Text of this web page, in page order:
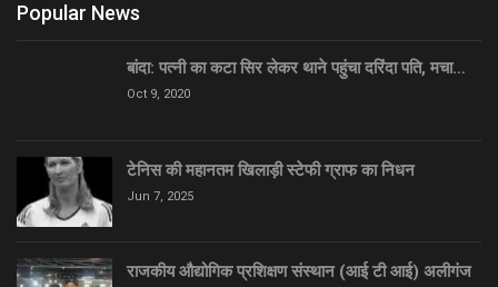
Popular News
बांदा: पत्नी का कटा सिर लेकर थाने पहुंचा दरिंदा पति, मचा…
Oct 9, 2020
टेनिस की महानतम खिलाड़ी स्टेफी ग्राफ का निधन
Jun 7, 2025
राजकीय औद्योगिक प्रशिक्षण संस्थान (आई टी आई) अलीगंज